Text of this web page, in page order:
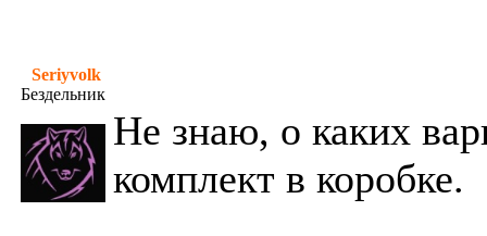
Seriyvolk
Бездельник
Не знаю, о каких
комплект в коробке.